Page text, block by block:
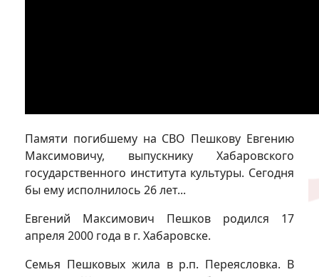
Памяти погибшему на СВО Пешкову Евгению
Максимовичу, выпускнику Хабаровского
государственного института культуры. Сегодня
бы ему исполнилось 26 лет...
Евгений Максимович Пешков родился 17
апреля 2000 года в г. Хабаровске.
Семья Пешковых жила в р.п. Переясловка. В